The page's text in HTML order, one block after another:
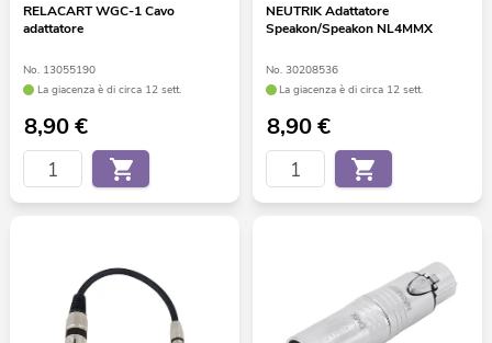
RELACART WGC-1 Cavo
adattatore
No. 13055190
La giacenza è di circa 12 sett.
8,90€
NEUTRIK Adattatore
Speakon/Speakon NL4MMX
No. 30208536
La giacenza è di circa 12 sett.
8,90€